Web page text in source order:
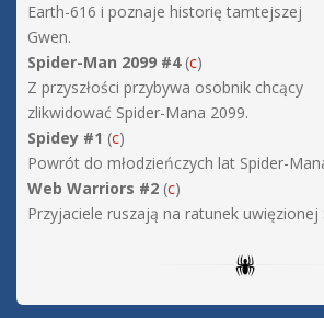
Earth-616 i poznaje historię tamtejszej
Gwen.
Spider-Man 2099 #4(c)
Z przyszłości przybywa osobnik chcący
zlikwidować Spider-Mana 2099.
Spidey #1 (c)
Powrót do młodzieńczych lat Spider-
Web Warriors #2 (c)
Przyjaciele ruszają na ratunek uwięzionej